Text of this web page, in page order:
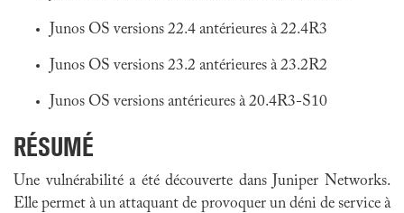
Junos OS versions 22.4 antérieures à 22.4R3
Junos OS versions 23.2 antérieures à 23.2R2
Junos OS versions antérieures à 20.4R3-S10
RÉSUMÉ
Une vulnérabilité a été découverte dans Juniper Networks.
Elle permet à un attaquant de provoquer un déni de service à